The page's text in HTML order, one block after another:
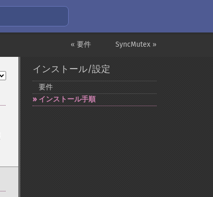
SyncMutex »
« 要件
インストール/設定
要件
インストール手順